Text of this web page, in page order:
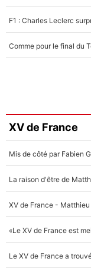
XV de France